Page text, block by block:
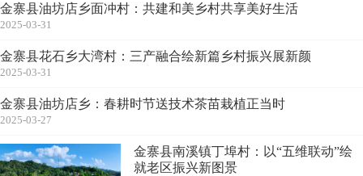
金寨县油坊店乡面冲村：共建和美乡村共享美好生活
2025-03-31
金寨县花石乡大湾村：三产融合绘新篇乡村振兴展新颜
2025-03-31
金寨县油坊店乡：春耕时节送技术茶苗栽植正当时
2025-03-27
金寨县南溪镇丁埠村：以“五维联动”绘
就老区振兴新图景